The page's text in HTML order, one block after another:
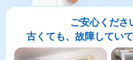
ご安心くださ
古くても、故障してい